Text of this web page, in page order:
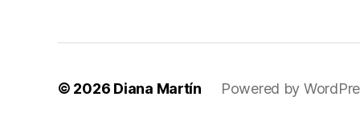
© 2026 Diana Martín Powered by